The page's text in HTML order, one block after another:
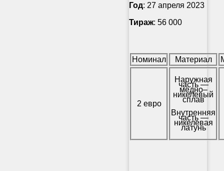
Год: 27 апреля 2023
Тираж: 56 000
Номинал Материал
2 евро
Наружная
часть —
медно–
никелевый
сплав
Внутренняя
часть —
никелевая
латунь